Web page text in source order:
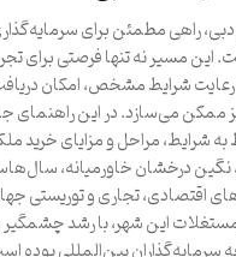
راهی مطمئن برای
این مسیر نه تنها فرصتی برای
رعایت شرایط مشخص، امکان
شرایط، مراحل و مزایای خرید
درخشان خاورمیانه،
اقتصادی، تجاری و توریستی
این شهر، با رشد چشمگیر